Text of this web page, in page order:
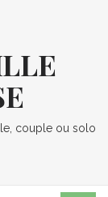
couple ou solo